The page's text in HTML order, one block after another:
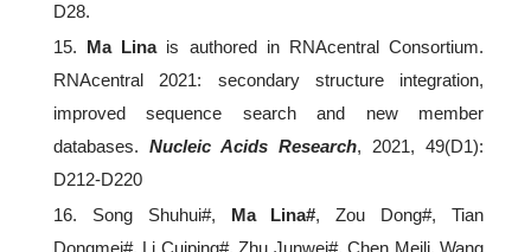
D28.
15. Ma Linais authored in RNAcentral Consortium.
RNAcentral 2021: secondary structure integration,
improved sequence search and new member
databases. Nucleic Acids Research, 2021, 49(D1):
D212-D220
16. Song Shuhui#, Ma Lina#, Zou Dong#, Tian
Dongmei#, Li Cuiping#, Zhu Junwei#, Chen Meili, Wang